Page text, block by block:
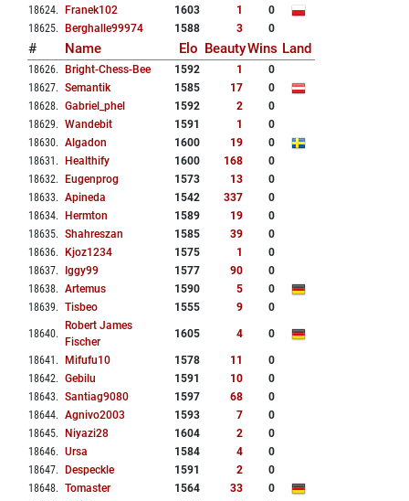
18624. Franek102 1603 1
0
18625. Berghalle99974 1588 3 0
# Name Elo BeautyWins Land
18626. Bright-Chess-Bee 1592 1
0
18627. Semantik 1585 17
0
18628. Gabriel_phel 1592 2
0
18629. Wandebit 1591 1
0
18630. Algadon 1600 19
0
18631 . Healthify 1600 168
0
18632. Eugenprog 1573 13
0
18633. Apineda 1542 337
0
18634. Hermton 1589 19
0
18635. Shahreszan 1585 39
0
18636. Kjoz1234 1575 1
0
18637. Iggy99 1577 90
0
18638. Artemus 1590 5
0
18639. Tisbeo 1555 9 0
18640.
Robert James
Fischer
1605 4 0
18641 . Mifufu10 1578 11
0
18642. Gebilu 1591 10
0
18643. Santiag9080 1597 68
0
18644. Agnivo2003 1593 7
0
18645. Niyazi28 1604 2
0
18646. Ursa 1584 4
0
18647. Despeckle 1591 2
0
18648. Tomaster 1564 33
0